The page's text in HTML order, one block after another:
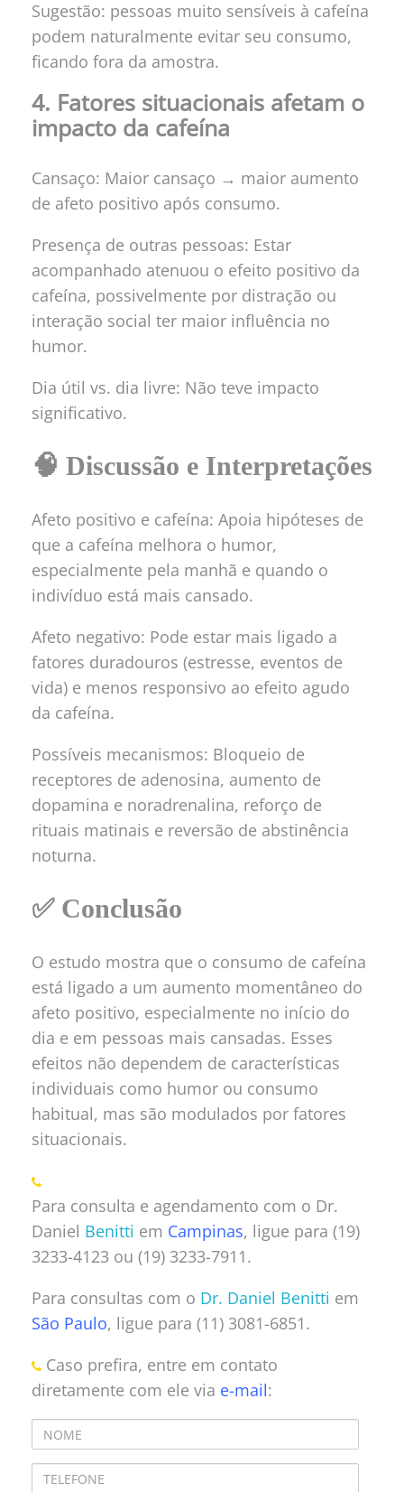
Sugestão: pessoas muito sensíveis à cafeína
podem naturalmente evitar seu consumo,
ficando fora da amostra.
4. Fatores situacionais afetam o
impacto da cafeína
Cansaço: Maior cansaço → maior aumento
de afeto positivo após consumo.
Presença de outras pessoas: Estar
acompanhado atenuou o efeito positivo da
cafeína, possivelmente por distração ou
interação social ter maior influência no
humor.
Dia útil vs. dia livre: Não teve impacto
significativo.
🧠 Discussão e Interpretações
Afeto positivo e cafeína: Apoia hipóteses de
que a cafeína melhora o humor,
especialmente pela manhã e quando o
indivíduo está mais cansado.
Afeto negativo: Pode estar mais ligado a
fatores duradouros (estresse, eventos de
vida) e menos responsivo ao efeito agudo
da cafeína.
Possíveis mecanismos: Bloqueio de
receptores de adenosina, aumento de
dopamina e noradrenalina, reforço de
rituais matinais e reversão de abstinência
noturna.
✅ Conclusão
O estudo mostra que o consumo de cafeína
está ligado a um aumento momentâneo do
afeto positivo, especialmente no início do
dia e em pessoas mais cansadas. Esses
efeitos não dependem de características
individuais como humor ou consumo
habitual, mas são modulados por fatores
situacionais.
Para consulta e agendamento com o Dr.
Daniel Benitti em Campinas, ligue para (19)
3233-4123 ou (19) 3233-7911.
Para consultas com o Dr. Daniel Benitti em
São Paulo, ligue para (11) 3081-6851.
Caso prefira, entre em contato
diretamente com ele via e-mail: